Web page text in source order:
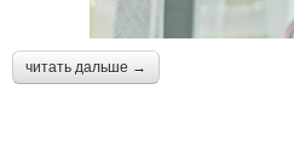
читать дальше →